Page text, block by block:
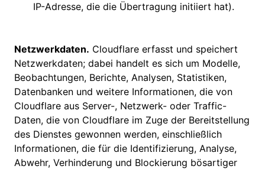
IP-Adresse, die die Übertragung initiiert hat).
Netzwerkdaten. Cloudflare erfasst und speichert
Netzwerkdaten; dabei handelt es sich um Modelle,
Beobachtungen, Berichte, Analysen, Statistiken,
Datenbanken und weitere Informationen, die von
Cloudflare aus Server-, Netzwerk- oder Traffic-
Daten, die von Cloudflare im Zuge der Bereitstellung
des Dienstes gewonnen werden, einschließlich
Informationen, die für die Identifizierung, Analyse,
Abwehr, Verhinderung und Blockierung bösartiger